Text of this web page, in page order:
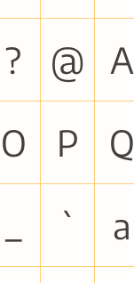
? @ A
O P Q
` a